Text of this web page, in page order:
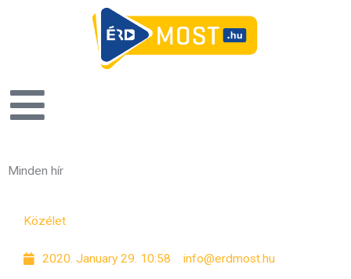
Minden hír
Közélet
2020. January 29. 10:58 info@erdmost.hu
a
a